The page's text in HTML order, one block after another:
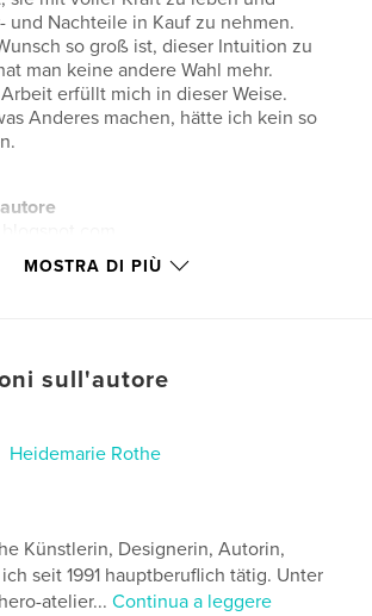
und Nachteile in Kauf zu nehmen.
so groß ist, dieser Intuition zu
man keine andere Wahl mehr.
erfüllt mich in dieser Weise.
Anderes machen, hätte ich kein so
Libri d'arte e fotografia
, Kunst , Spiegelung
MOSTRA DI PIÙ
sull'autore
Heidemarie Rothe
Künstlerin, Designerin, Autorin,
seit 1991 hauptberuflich tätig. Unter
atelier...Continua a leggere